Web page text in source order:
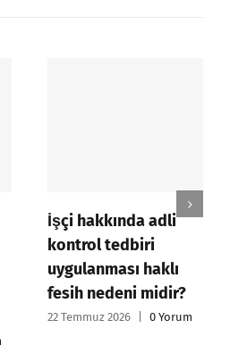
İşçi hakkında adli
kontrol tedbiri
uygulanması haklı
fesih nedeni midir?
22 Temmuz 2026 0 Yorum